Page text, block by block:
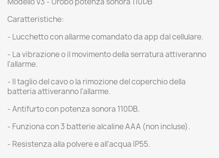
Caratteristiche:
- Lucchetto con allarme comandato da app dal cellulare.
- La vibrazione o il movimento della serratura attiveranno
l'allarme.
- Il taglio del cavo o la rimozione del coperchio della
batteria attiveranno l'allarme.
- Antifurto con potenza sonora 110DB.
- Funziona con 3 batterie alcaline AAA (non incluse).
- Resistenza alla polvere e all'acqua IP55.